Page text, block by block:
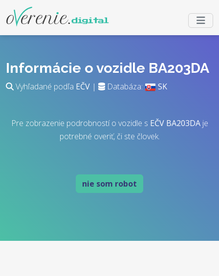
Informácie o vozidle BA203DA
Vyhľadané podľa EČV | Databáza: SK
Pre zobrazenie podrobností o vozidle s EČV BA203DAje
potrebné overiť, či ste človek.
nie som robot